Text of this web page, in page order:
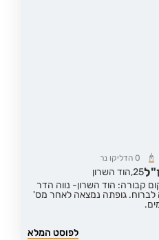
0הדליקו נר
25, הוד השרון
קבורה: הוד השרון- נווה הדר
גופתה נמצאה לאחר מס'
לפוסט המלא